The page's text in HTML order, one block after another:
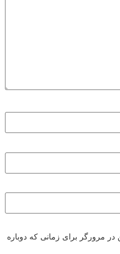
در مرورگر برای زمانی که دوباره